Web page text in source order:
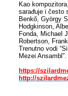
Kao
sarađuje i često
Benkő, György
Hodgkinson,
Fonda, Michael
Robertson,
Trenutno vodi
Mezei Ansambl”.
https://
http://